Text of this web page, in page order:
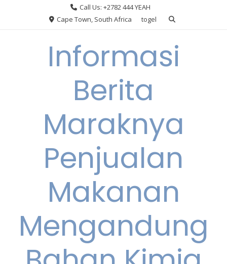
Call Us: +2782 444 YEAH
Cape Town, South Africa
togel
Informasi
Berita
Maraknya
Penjualan
Makanan
Mengandung